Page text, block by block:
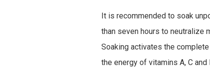
It is recommended to soak
than seven hours to neutralize
Soaking activates the
the energy of vitamins A, C